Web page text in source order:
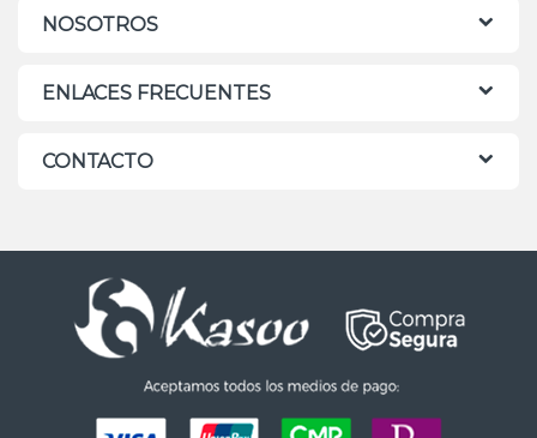
entradas
NOSOTROS
ENLACES FRECUENTES
CONTACTO